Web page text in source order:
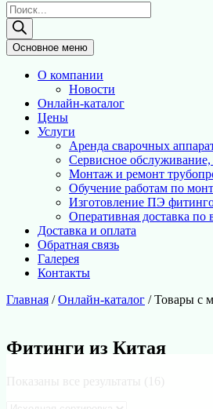
Поиск
товаров
Основное меню
О компании
Новости
Онлайн-каталог
Цены
Услуги
Аренда сварочных
Сервисное
Монтаж и ремонт
Обучение работам по
Изготовление ПЭ
Оперативная доставка по
Доставка и оплата
Обратная связь
Галерея
Контакты
Главная /Онлайн-каталог / Товары с
Фитинги из Китая
Показаны все результаты (16)